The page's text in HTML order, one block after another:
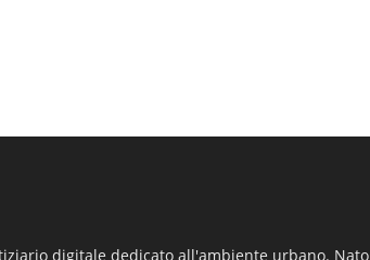
digitale dedicato all'ambiente urbano. Nato